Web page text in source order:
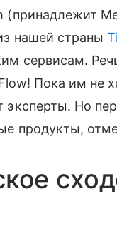
(принадлежит
нашей страны
сервисам.
Пока им не
эксперты. Но
продукты,